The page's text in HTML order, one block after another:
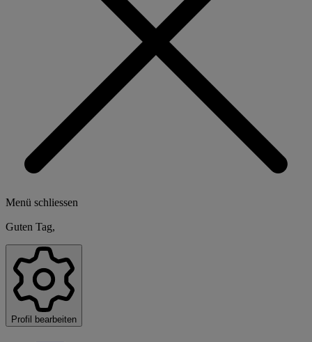
Menü schliessen
Guten Tag,
Profil bearbeiten